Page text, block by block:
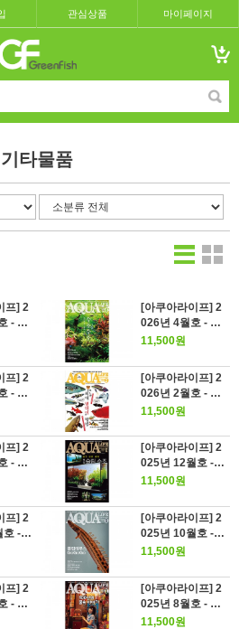
관심상품 마이페이지
기타물품
프] 2
- 20
신생
[아쿠아라이프] 2
026년 4월호 - 수
초 수조 스타트&
11,500원
프] 2
- 지
가
[아쿠아라이프] 2
026년 2월호 - 최
애 열대어 랭킹
11,500원
프] 2
- 카
500
[아쿠아라이프] 2
025년 12월호 -
얇고 깊은 세계 :
11,500원
프] 2
호 -
하
[아쿠아라이프] 2
025년 10월호 -
폴립테루스 GoG
11,500원
프] 2
- 팔
는
[아쿠아라이프] 2
025년 8월호 - 10
0년의 물속이야기
11,500원